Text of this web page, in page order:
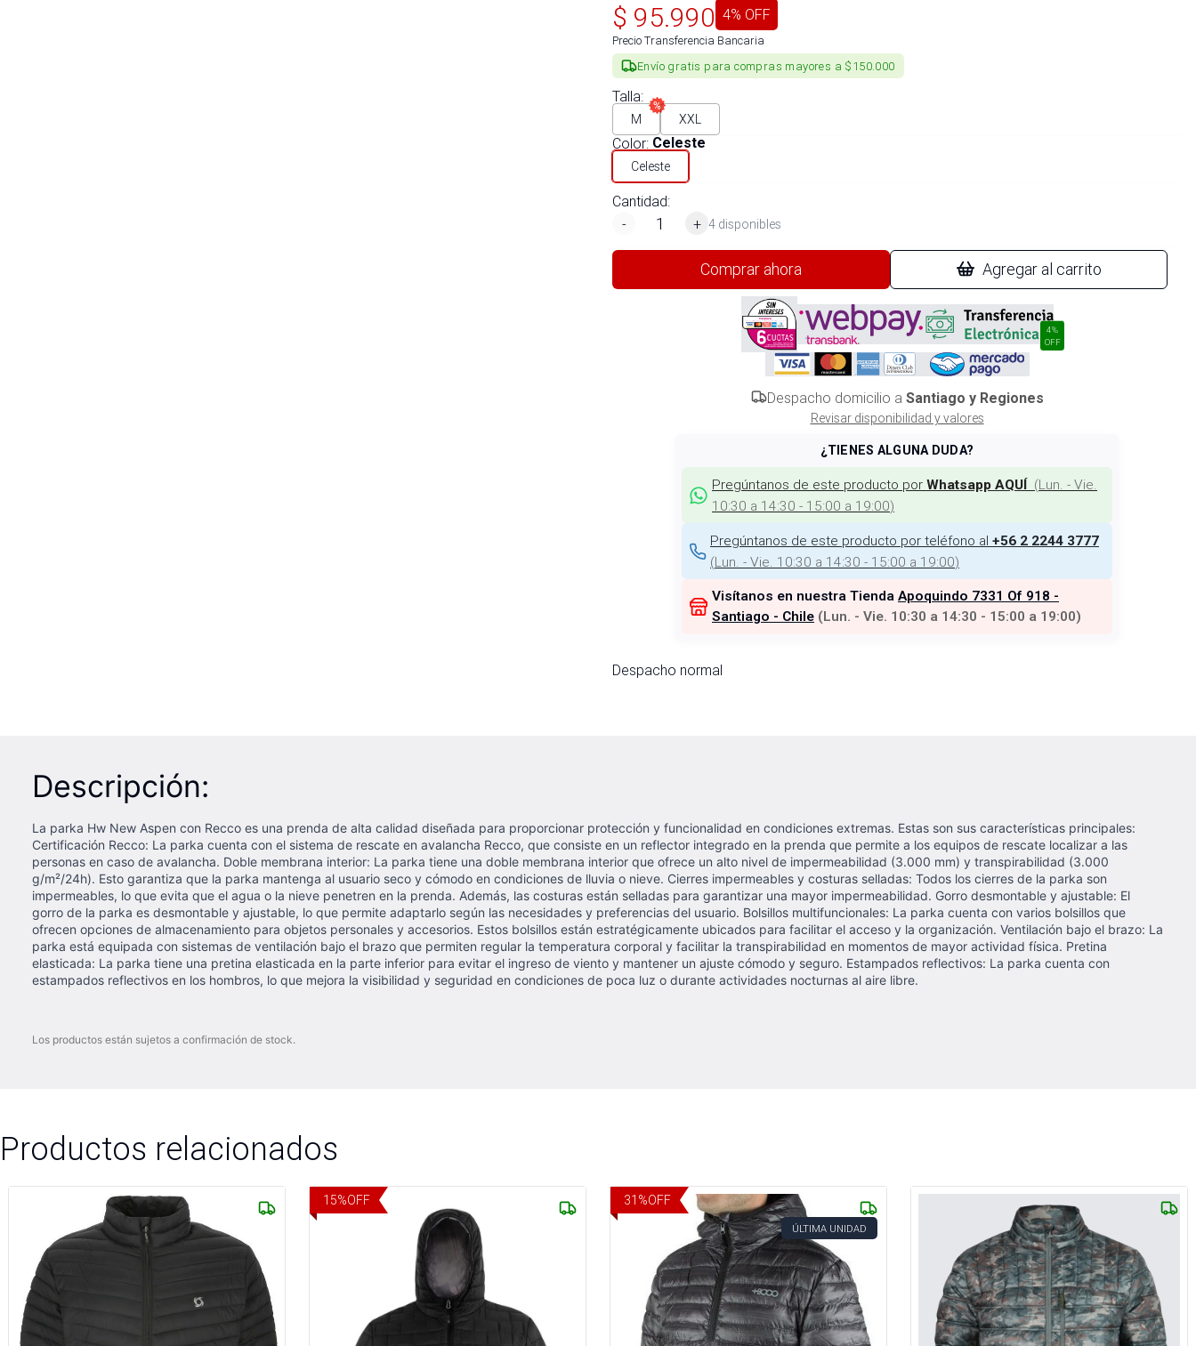
$ 95.990 4% OFF
Precio Transferencia Bancaria
Envío gratis para compras mayores a $150.000
Talla:
M XXL
Color: Celeste
Celeste
Cantidad:
-
+ 4 disponibles
Comprar ahora Agregar al carrito
4%
OFF
Despacho domicilio a Santiago y Regiones
Revisar disponibilidad y valores
¿TIENES ALGUNA DUDA?
Pregúntanos de este producto por Whatsapp AQUÍ (Lun. - Vie.
10:30 a 14:30 - 15:00 a 19:00)
Pregúntanos de este producto por teléfono al +56 2 2244 3777
(Lun. - Vie. 10:30 a 14:30 - 15:00 a 19:00)
Visítanos en nuestra Tienda Apoquindo 7331 Of 918 -
Santiago - Chile (Lun. - Vie. 10:30 a 14:30 - 15:00 a 19:00)
Despacho normal
Descripción:
La parka Hw New Aspen con Recco es una prenda de alta calidad diseñada para proporcionar protección y funcionalidad en condiciones extremas. Estas son sus características principales:
Certificación Recco: La parka cuenta con el sistema de rescate en avalancha Recco, que consiste en un reflector integrado en la prenda que permite a los equipos de rescate localizar a las
personas en caso de avalancha. Doble membrana interior: La parka tiene una doble membrana interior que ofrece un alto nivel de impermeabilidad (3.000 mm) y transpirabilidad (3.000
g/m²/24h). Esto garantiza que la parka mantenga al usuario seco y cómodo en condiciones de lluvia o nieve. Cierres impermeables y costuras selladas: Todos los cierres de la parka son
impermeables, lo que evita que el agua o la nieve penetren en la prenda. Además, las costuras están selladas para garantizar una mayor impermeabilidad. Gorro desmontable y ajustable: El
gorro de la parka es desmontable y ajustable, lo que permite adaptarlo según las necesidades y preferencias del usuario. Bolsillos multifuncionales: La parka cuenta con varios bolsillos que
ofrecen opciones de almacenamiento para objetos personales y accesorios. Estos bolsillos están estratégicamente ubicados para facilitar el acceso y la organización. Ventilación bajo el brazo: La
parka está equipada con sistemas de ventilación bajo el brazo que permiten regular la temperatura corporal y facilitar la transpirabilidad en momentos de mayor actividad física. Pretina
elasticada: La parka tiene una pretina elasticada en la parte inferior para evitar el ingreso de viento y mantener un ajuste cómodo y seguro. Estampados reflectivos: La parka cuenta con
estampados reflectivos en los hombros, lo que mejora la visibilidad y seguridad en condiciones de poca luz o durante actividades nocturnas al aire libre.
Los productos están sujetos a confirmación de stock.
Productos relacionados
15%OFF 31 %OFF
ÚLTIMA UNIDAD